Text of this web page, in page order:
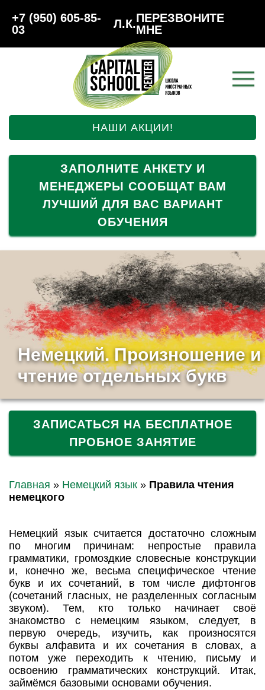
+7 (950) 605-85-
03
Л.К.ПЕРЕЗВОНИТЕ
МНЕ
НАШИ АКЦИИ!
ЗАПОЛНИТЕ АНКЕТУ И
МЕНЕДЖЕРЫ СООБЩАТ ВАМ
ЛУЧШИЙ ДЛЯ ВАС ВАРИАНТ
ОБУЧЕНИЯ
Немецкий. Произношение и
чтение отдельных букв
ЗАПИСАТЬСЯ НА БЕСПЛАТНОЕ
ПРОБНОЕ ЗАНЯТИЕ
Главная » Немецкий язык » Правила чтения
немецкого
Немецкий язык считается достаточно сложным
по многим причинам: непростые правила
грамматики, громоздкие словесные конструкции
и, конечно же, весьма специфическое чтение
букв и их сочетаний, в том числе дифтонгов
(сочетаний гласных, не разделенных согласным
звуком). Тем, кто только начинает своё
знакомство с немецким языком, следует, в
первую очередь, изучить, как произносятся
буквы алфавита и их сочетания в словах, а
потом уже переходить к чтению, письму и
освоению грамматических конструкций. Итак,
займёмся базовыми основами обучения.